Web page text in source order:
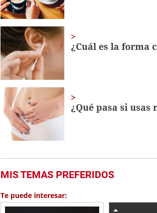
¿Cuál es la forma
¿Qué pasa si
MIS TEMAS PREFERIDOS
Te puede interesar: